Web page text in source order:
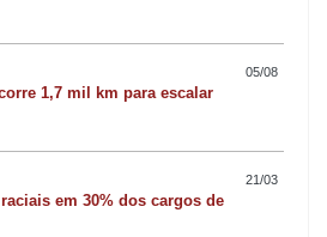
05/08
1,7 mil km para escalar
21/03
em 30% dos cargos de